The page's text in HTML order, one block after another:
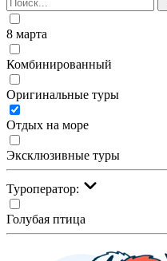
8 марта
Комбинированный
Оригинальные туры
Отдых на море
Эксклюзивные туры
Туроператор:
Голубая птица